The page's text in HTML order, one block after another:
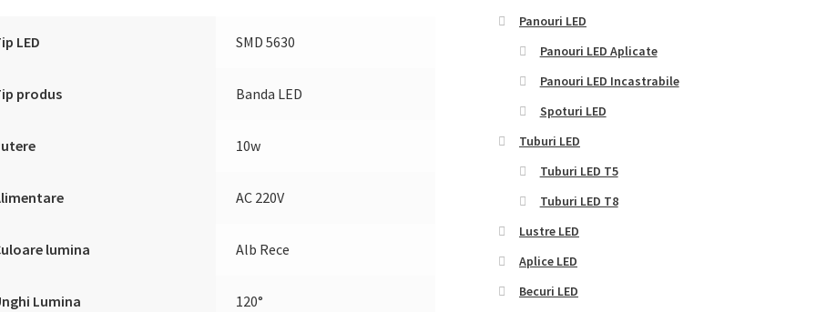
LED SMD 5630
produs Banda LED
10w
AC 220V
lumina Alb Rece
Lumina 120°
Panouri LED
Panouri LED Aplicate
Panouri LED Incastrabile
Spoturi LED
Tuburi LED
Tuburi LED T5
Tuburi LED T8
Lustre LED
Aplice LED
Becuri LED